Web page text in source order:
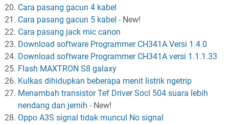
Cara pasang gacun 4 kabel
Cara pasang gacun 5 kabel - New!
Cara pasang jack mic canon
Download software Programmer CH341A Versi 1.4.0
Download software Programmer CH341A versi 1.1.1.33
Flash MAXTRON S8 galaxy
Kulkas dihidupkan beberapa menit listrik ngetrip
Menambah transistor Tef Driver Socl 504 suara lebih
nendang dan jernih - New!
Oppo A3S signal tidak muncul No signal